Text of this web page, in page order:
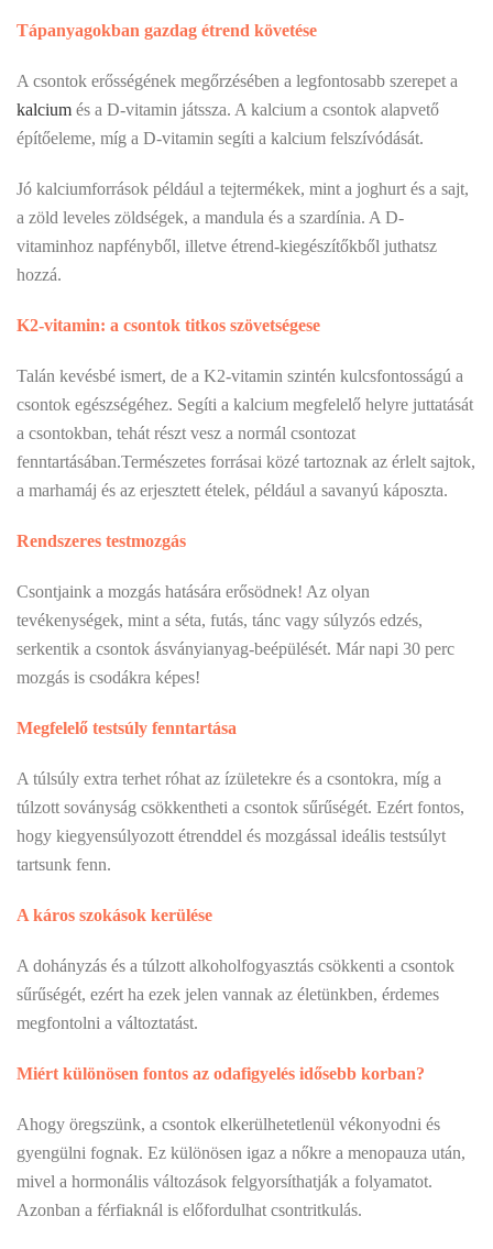
Tápanyagokban gazdag étrend követése
A csontok erősségének megőrzésében a legfontosabb szerepet a
kalcium és a D-vitamin játssza. A kalcium a csontok alapvető
építőeleme, míg a D-vitamin segíti a kalcium felszívódását.
Jó kalciumforrások például a tejtermékek, mint a joghurt és a sajt,
a zöld leveles zöldségek, a mandula és a szardínia. A D-
vitaminhoz napfényből, illetve étrend-kiegészítőkből juthatsz
hozzá.
K2-vitamin: a csontok titkos szövetségese
Talán kevésbé ismert, de a K2-vitamin szintén kulcsfontosságú a
csontok egészségéhez. Segíti a kalcium megfelelő helyre juttatását
a csontokban, tehát részt vesz a normál csontozat
fenntartásában.Természetes forrásai közé tartoznak az érlelt sajtok,
a marhamáj és az erjesztett ételek, például a savanyú káposzta.
Rendszeres testmozgás
Csontjaink a mozgás hatására erősödnek! Az olyan
tevékenységek, mint a séta, futás, tánc vagy súlyzós edzés,
serkentik a csontok ásványianyag-beépülését. Már napi 30 perc
mozgás is csodákra képes!
Megfelelő testsúly fenntartása
A túlsúly extra terhet róhat az ízületekre és a csontokra, míg a
túlzott soványság csökkentheti a csontok sűrűségét. Ezért fontos,
hogy kiegyensúlyozott étrenddel és mozgással ideális testsúlyt
tartsunk fenn.
A káros szokások kerülése
A dohányzás és a túlzott alkoholfogyasztás csökkenti a csontok
sűrűségét, ezért ha ezek jelen vannak az életünkben, érdemes
megfontolni a változtatást.
Miért különösen fontos az odafigyelés idősebb korban?
Ahogy öregszünk, a csontok elkerülhetetlenül vékonyodni és
gyengülni fognak. Ez különösen igaz a nőkre a menopauza után,
mivel a hormonális változások felgyorsíthatják a folyamatot.
Azonban a férfiaknál is előfordulhat csontritkulás.